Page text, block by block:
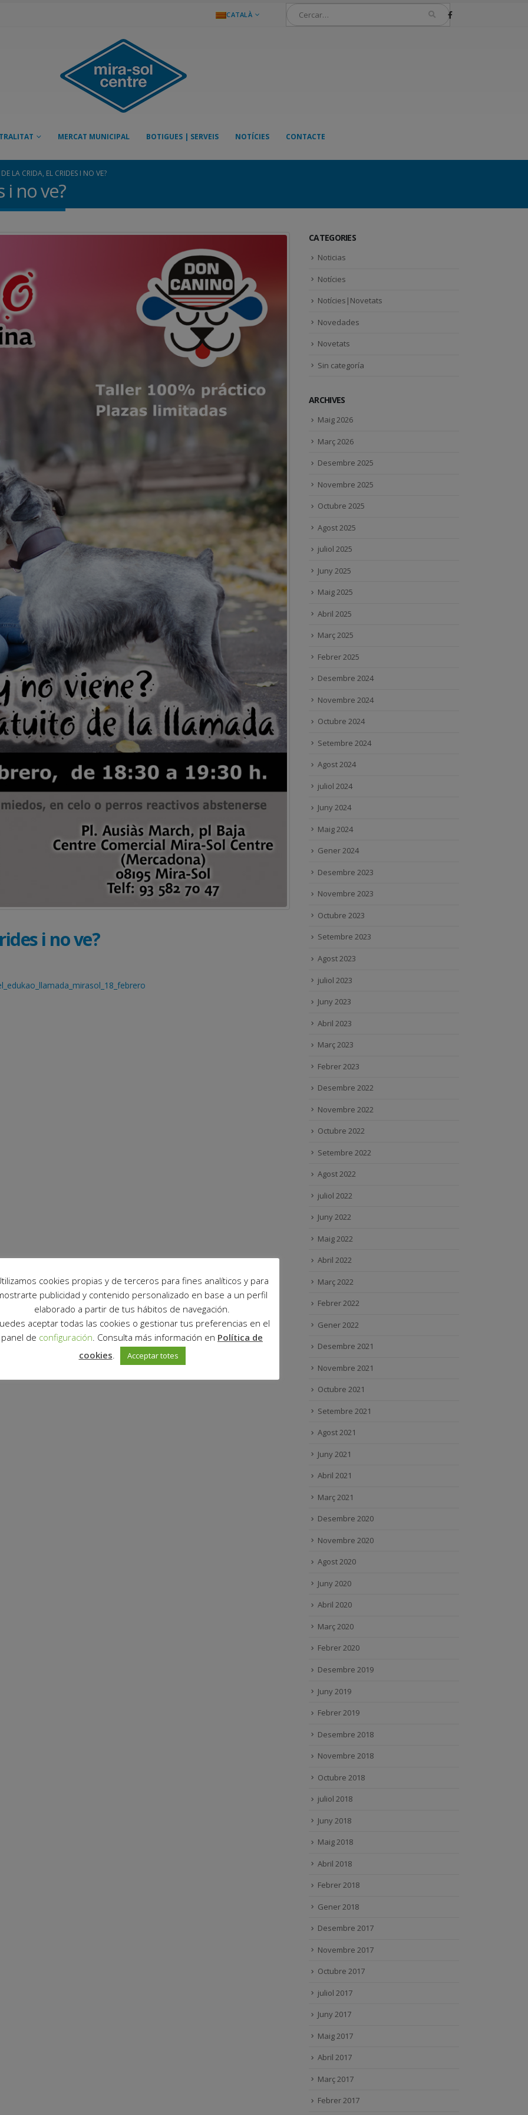
CATALÀ
MERCAT MUNICIPAL BOTIGUES | SERVEIS NOTÍCIES CONTACTE
LA CRIDA, EL CRIDES I NO VE?
i no ve?
i no ve?
CATEGORIES
Noticias
Notícies
Notícies|Novetats
Novedades
Novetats
Sin categoría
ARCHIVES
Maig 2026
Març 2026
Desembre 2025
Novembre 2025
Octubre 2025
Agost 2025
juliol 2025
Juny 2025
Maig 2025
Abril 2025
Març 2025
Febrer 2025
Desembre 2024
Novembre 2024
Octubre 2024
Setembre 2024
Agost 2024
juliol 2024
Juny 2024
Maig 2024
Gener 2024
Desembre 2023
Novembre 2023
Octubre 2023
Setembre 2023
Agost 2023
juliol 2023
Juny 2023
Abril 2023
Març 2023
Febrer 2023
Desembre 2022
Novembre 2022
Octubre 2022
Setembre 2022
Agost 2022
juliol 2022
Juny 2022
Maig 2022
Abril 2022
Març 2022
Febrer 2022
Gener 2022
Desembre 2021
Novembre 2021
Octubre 2021
Setembre 2021
Agost 2021
Juny 2021
Abril 2021
Març 2021
Desembre 2020
Novembre 2020
Agost 2020
Juny 2020
Abril 2020
Març 2020
Febrer 2020
Desembre 2019
Juny 2019
Febrer 2019
Desembre 2018
Novembre 2018
Octubre 2018
juliol 2018
Juny 2018
Maig 2018
Abril 2018
Febrer 2018
Gener 2018
Desembre 2017
Novembre 2017
Octubre 2017
juliol 2017
Juny 2017
Maig 2017
Abril 2017
Març 2017
Febrer 2017
cookies propias y de terceros para fines analíticos y para
publicidad y contenido personalizado en base a un perfil
elaborado a partir de tus hábitos de navegación.
aceptar todas las cookies o gestionar tus preferencias en el
panel de configuración . Consulta más información en Política de
cookies
Acceptar totes